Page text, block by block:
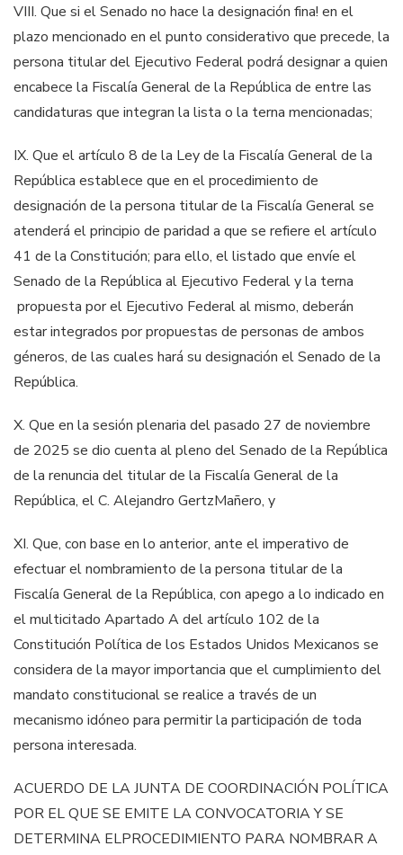
VIII. Que si el Senado no hace la designación fina! en el
plazo mencionado en el punto considerativo que precede, la
persona titular del Ejecutivo Federal podrá designar a quien
encabece la Fiscalía Generalde la República de entre las
candidaturas que integran la lista o la terna mencionadas;
IX. Que el artículo 8 de la Ley de la Fiscalía General de la
República establece que en el procedimiento de
designación de la persona titular de la Fiscalía General se
atenderá el principio de paridad a que se refiere el artículo
41 de la Constitución; para ello, el listado que envíe el
Senado de la República al Ejecutivo Federal y la terna
propuesta por el Ejecutivo Federal al mismo, deberán
estar integrados por propuestas de personas de ambos
géneros, de las cuales hará su designación el Senado de la
República.
X. Que en la sesión plenaria del pasado 27 de noviembre
de 2025 se dio cuenta al pleno del Senado de la República
de la renuncia del titular de la Fiscalía Generalde la
República, el C. Alejandro GertzMañero, y
XI. Que, con base en lo anterior, ante el imperativo de
efectuar elnombramiento de la persona titular de la
Fiscalía Generalde la República, con apego a lo indicado en
elmulticitado Apartado A del artículo 102 de la
Constitución Política de los Estados Unidos Mexicanos se
considera de la mayor importancia que el cumplimiento del
mandato constitucional se realice a través de un
mecanismo idóneo para permitir la participación de toda
persona interesada.
ACUERDO DE LA JUNTA DE COORDINACIÓN POLÍTICA
POR EL QUE SE EMITE LA CONVOCATORIA Y SE
DETERMINA ELPROCEDIMIENTO PARA NOMBRAR A